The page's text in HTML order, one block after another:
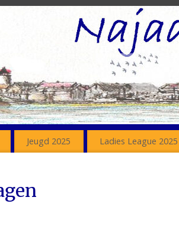
Jeugd 2025 Ladies League 2025